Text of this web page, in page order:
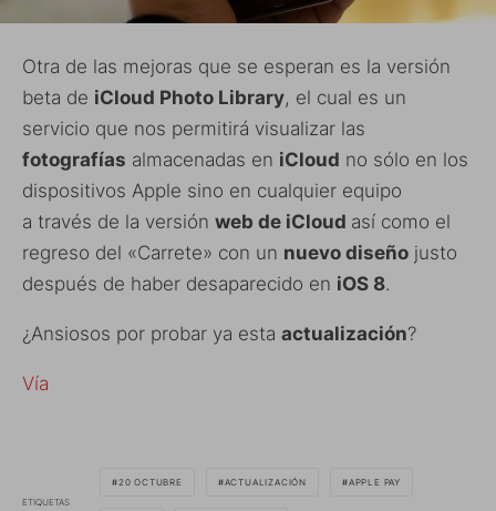
Otra de las mejoras que se esperan es la versión
beta de iCloud Photo Library, el cual es un
servicio que nos permitirá visualizar las
fotografías almacenadas en iCloud no sólo en los
dispositivos Apple sino en cualquier equipo
a través de la versión web de iCloud así como el
regreso del «Carrete» con un nuevo diseño justo
después de haber desaparecido en iOS 8.
¿Ansiosos por probar ya esta actualización?
Vía
ETIQUETAS
20 OCTUBRE ACTUALIZACIÓN APPLE PAY